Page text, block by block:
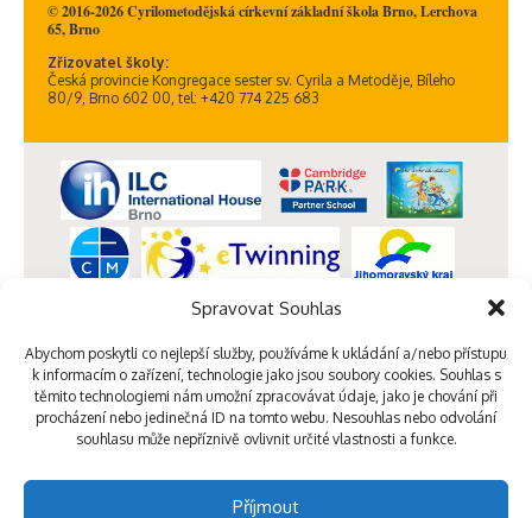
Spravovat Souhlas
Abychom poskytli co nejlepší služby, používáme k ukládání a/nebo přístupu
k informacím o zařízení, technologie jako jsou soubory cookies. Souhlas s
těmito technologiemi nám umožní zpracovávat údaje, jako je chování při
procházení nebo jedinečná ID na tomto webu. Nesouhlas nebo odvolání
souhlasu může nepříznivě ovlivnit určité vlastnosti a funkce.
Příjmout
© 2016-2026 Cyrilometodějská církevní základní škola Brno, Lerchova
65, Brno
Zřizovatel školy:
Česká provincie Kongregace sester sv. Cyrila a Metoděje, Bíleho
80/9, Brno 602 00, tel: +420 774 225 683